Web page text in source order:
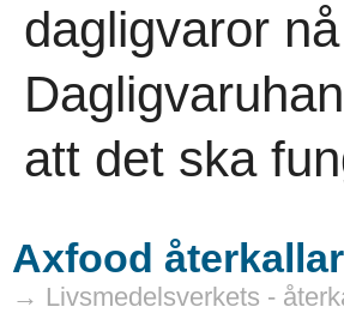
dagligvaror
att det ska
Axfood
→ Livsmedelsverkets -